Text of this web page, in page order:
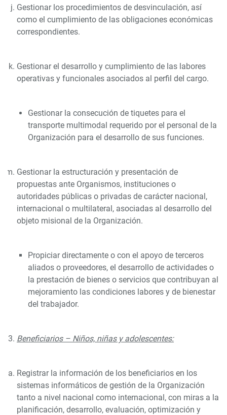
Gestionar los procedimientos de desvinculación, así
como el cumplimiento de las obligaciones económicas
correspondientes.
Gestionar el desarrollo y cumplimiento de las labores
operativas y funcionales asociados al perfil del cargo.
Gestionar la consecución de tiquetes para el
transporte multimodal requerido por el personal de la
Organización para el desarrollo de sus funciones.
Gestionar la estructuración y presentación de
propuestas ante Organismos, instituciones o
autoridades públicas o privadas de carácter nacional,
internacional o multilateral, asociadas al desarrollo del
objeto misional de la Organización.
Propiciar directamente o con el apoyo de terceros
aliados o proveedores, el desarrollo de actividades o
la prestación de bienes o servicios que contribuyan al
mejoramiento las condiciones labores y de bienestar
del trabajador.
Beneficiarios – Niños, niñas y adolescentes:
Registrar la información de los beneficiarios en los
sistemas informáticos de gestión de la Organización
tanto a nivel nacional como internacional, con miras a la
planificación, desarrollo, evaluación, optimización y